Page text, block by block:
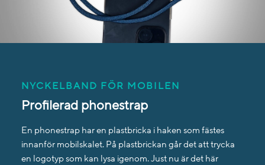
NYCKELBAND FÖR MOBILEN
Profilerad phonestrap
En phonestrap har en plastbricka i haken som fästes
innanför mobilskalet. På plastbrickan går det att trycka
en logotyp som kan lysa igenom. Just nu är det här